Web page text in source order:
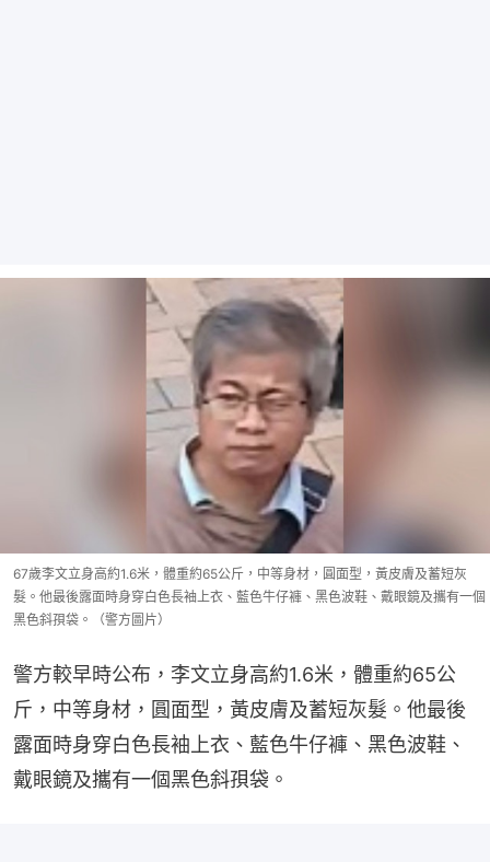
67歲李文立身高約1.6米，體重約65公斤，中等身材，圓面型，黃皮膚及蓄短灰
髮。他最後露面時身穿白色長袖上衣、藍色牛仔褲、黑色波鞋、戴眼鏡及攜有一個
黑色斜孭袋。（警方圖片）
警方較早時公布，李文立身高約1.6米，體重約65公
斤，中等身材，圓面型，黃皮膚及蓄短灰髮。他最後
露面時身穿白色長袖上衣、藍色牛仔褲、黑色波鞋、
戴眼鏡及攜有一個黑色斜孭袋。